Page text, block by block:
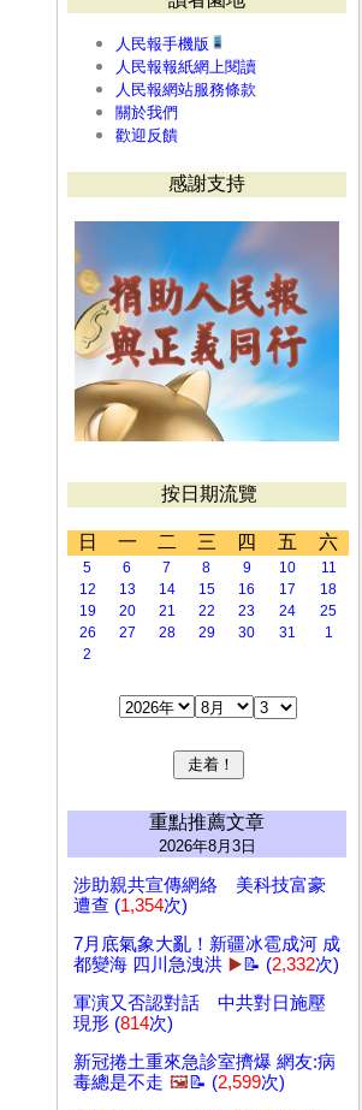
人民報手機版
人民報報紙網上閱讀
人民報網站服務條款
關於我們
歡迎反饋
感謝支持
按日期流覽
日 一 二 三 四 五 六
5 6 7 8 9 10
11
12
13 14 15 16 17
18
19
20 21 22 23 24
25
26
27 28 29 30 31
1
2
重點推薦文章
2026年8月3日
涉助親共宣傳網絡 美科技富豪
遭查 (1,354次)
7月底氣象大亂！新疆冰雹成河 成
都變海 四川急洩洪 ▶️📝 (2,332次)
軍演又否認對話 中共對日施壓
現形 (814次)
新冠捲土重來急診室擠爆 網友:病
毒總是不走 🖼️📝 (2,599次)